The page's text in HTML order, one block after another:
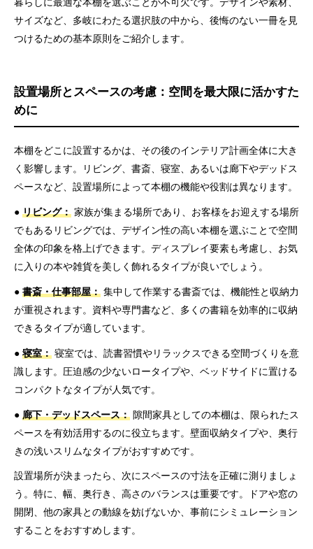
暮らしに最適な本棚を選ぶことが不可欠です。デザインや素材、
サイズなど、多岐にわたる選択肢の中から、後悔のない一冊を見
つけるための基本原則をご紹介します。
設置場所とスペースの考慮：空間を最大限に活かすた
めに
本棚をどこに設置するかは、その後のインテリア計画全体に大き
く影響します。リビング、書斎、寝室、あるいは廊下やデッドス
ペースなど、設置場所によって本棚の機能や役割は異なります。
● リビング： 家族が集まる場所であり、お客様をお迎えする場所
でもあるリビングでは、デザイン性の高い本棚を選ぶことで空間
全体の印象を格上げできます。ディスプレイ要素も考慮し、お気
に入りの本や雑貨を美しく飾れるタイプが良いでしょう。
● 書斎・仕事部屋： 集中して作業する書斎では、機能性と収納力
が重視されます。資料や専門書など、多くの書籍を効率的に収納
できるタイプが適しています。
● 寝室： 寝室では、読書習慣やリラックスできる空間づくりを意
識します。圧迫感の少ないロータイプや、ベッドサイドに置ける
コンパクトなタイプが人気です。
● 廊下・デッドスペース： 隙間家具としての本棚は、限られたス
ペースを有効活用するのに役立ちます。壁面収納タイプや、奥行
きの浅いスリムなタイプがおすすめです。
設置場所が決まったら、次にスペースの寸法を正確に測りましょ
う。特に、幅、奥行き、高さのバランスは重要です。ドアや窓の
開閉、他の家具との動線を妨げないか、事前にシミュレーション
することをおすすめします。